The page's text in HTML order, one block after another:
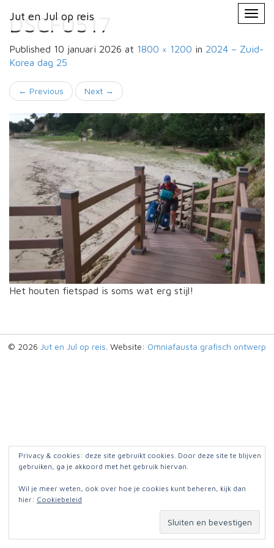
Jut en Jul op reis
Primary
Menu
Jut en Jul op reis
DSCF0517
Published 10 januari 2026 at 1800 × 1200 in 2024 – Zuid-
Korea dag 25
← Previous Next →
Het houten fietspad is soms wat erg stijl!
© 2026 Jut en Jul op reis . Website: Omniafausta grafisch ontwerp
Privacy & cookies: deze site gebruikt cookies. Door deze site te blijven
gebruiken, ga je akkoord met het gebruik hiervan.
Wil je meer weten, ook over hoe je cookies kunt beheren, kijk dan
hier: Cookiebeleid